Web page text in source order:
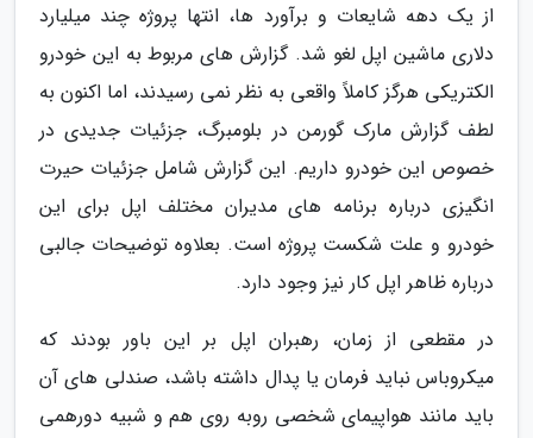
از یک دهه شایعات و برآورد ها، انتها پروژه چند میلیارد
دلاری ماشین اپل لغو شد. گزارش های مربوط به این خودرو
الکتریکی هرگز کاملاً واقعی به نظر نمی رسیدند، اما اکنون به
لطف گزارش مارک گورمن در بلومبرگ، جزئیات جدیدی در
خصوص این خودرو داریم. این گزارش شامل جزئیات حیرت
انگیزی درباره برنامه های مدیران مختلف اپل برای این
خودرو و علت شکست پروژه است. بعلاوه توضیحات جالبی
درباره ظاهر اپل کار نیز وجود دارد.
در مقطعی از زمان، رهبران اپل بر این باور بودند که
میکروباس نباید فرمان یا پدال داشته باشد، صندلی های آن
باید مانند هواپیمای شخصی روبه روی هم و شبیه دورهمی